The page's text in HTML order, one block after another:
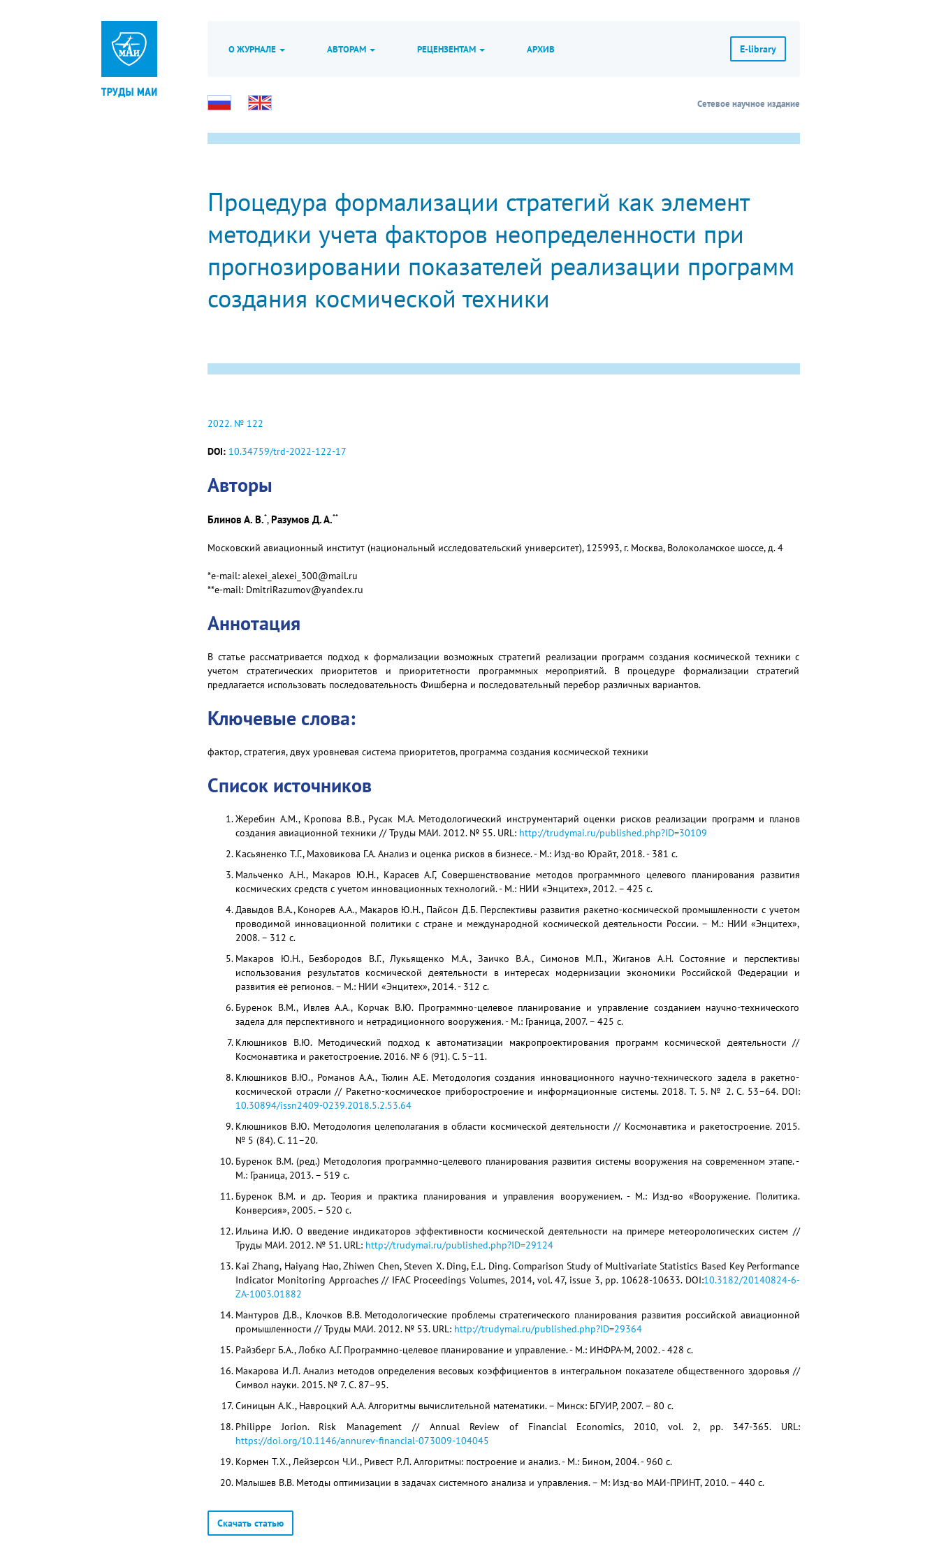
О ЖУРНАЛЕ АВТОРАМ РЕЦЕНЗЕНТАМ АРХИВ E-library
Сетевое научное издание
Процедура формализации стратегий как элемент
методики учета факторов неопределенности при
прогнозировании показателей реализации программ
создания космической техники
2022. № 122
DOI: 10.34759/trd-2022-122-17
Авторы
Блинов А. В.*,Разумов Д. А.**
Московский авиационный институт (национальный исследовательский университет), 125993, г. Москва, Волоколамское шоссе, д. 4
*e-mail: alexei_alexei_300@mail.ru
**e-mail: DmitriRazumov@yandex.ru
Аннотация
В статье рассматривается подход к формализации возможных стратегий реализации программ создания космической техники с
учетом стратегических приоритетов и приоритетности программных мероприятий. В процедуре формализации стратегий
предлагается использовать последовательность Фишберна и последовательный перебор различных вариантов.
Ключевые слова:
фактор, стратегия, двух уровневая система приоритетов, программа создания космической техники
Список источников
Жеребин А.М., Кропова В.В., Русак М.А. Методологический инструментарий оценки рисков реализации программ и планов
создания авиационной техники // Труды МАИ. 2012. № 55. URL: http://trudymai.ru/published.php?ID=30109
Касьяненко Т.Г., Маховикова Г.А. Анализ и оценка рисков в бизнесе. - М.: Изд-во Юрайт, 2018. - 381 с.
Мальченко А.Н., Макаров Ю.Н., Карасев А.Г, Совершенствование методов программного целевого планирования развития
космических средств с учетом инновационных технологий. - М.: НИИ «Энцитех», 2012. – 425 с.
Давыдов В.А., Конорев А.А., Макаров Ю.Н., Пайсон Д.Б. Перспективы развития ракетно-космической промышленности с учетом
проводимой инновационной политики с стране и международной космической деятельности России. – М.: НИИ «Энцитех»,
2008. – 312 с.
Макаров Ю.Н., Безбородов В.Г., Лукьященко М.А., Заичко В.А., Симонов М.П., Жиганов А.Н. Состояние и перспективы
использования результатов космической деятельности в интересах модернизации экономики Российской Федерации и
развития её регионов. – М.: НИИ «Энцитех», 2014. - 312 с.
Буренок В.М., Ивлев А.А., Корчак В.Ю. Программно-целевое планирование и управление созданием научно-технического
задела для перспективного и нетрадиционного вооружения. - М.: Граница, 2007. – 425 с.
Клюшников В.Ю. Методический подход к автоматизации макропроектирования программ космической деятельности //
Космонавтика и ракетостроение. 2016. № 6 (91). С. 5–11.
Клюшников В.Ю., Романов А.А., Тюлин А.Е. Методология создания инновационного научно-технического задела в ракетно-
космической отрасли // Ракетно-космическое приборостроение и информационные системы. 2018. Т. 5. № 2. С. 53–64. DOI:
10.30894/issn2409-0239.2018.5.2.53.64
Клюшников В.Ю. Методология целеполагания в области космической деятельности // Космонавтика и ракетостроение. 2015.
№ 5 (84). С. 11–20.
Буренок В.М. (ред.) Методология программно-целевого планирования развития системы вооружения на современном этапе. -
М.: Граница, 2013. – 519 c.
Буренок В.М. и др. Теория и практика планирования и управления вооружением. - М.: Изд-во «Вооружение. Политика.
Конверсия», 2005. – 520 с.
Ильина И.Ю. О введение индикаторов эффективности космической деятельности на примере метеорологических систем //
Труды МАИ. 2012. № 51. URL: http://trudymai.ru/published.php?ID=29124
Kai Zhang, Haiyang Hao, Zhiwen Chen, Steven X. Ding, E.L. Ding. Comparison Study of Multivariate Statistics Based Key Performance
Indicator Monitoring Approaches // IFAC Proceedings Volumes, 2014, vol. 47, issue 3, pp. 10628-10633. DOI:10.3182/20140824-6-
ZA-1003.01882
Мантуров Д.В., Клочков В.В. Методологические проблемы стратегического планирования развития российской авиационной
промышленности // Труды МАИ. 2012. № 53. URL: http://trudymai.ru/published.php?ID=29364
Райзберг Б.А., Лобко А.Г. Программно-целевое планирование и управление. - М.: ИНФРА-М, 2002. - 428 с.
Макарова И.Л. Анализ методов определения весовых коэффициентов в интегральном показателе общественного здоровья //
Символ науки. 2015. № 7. С. 87–95.
Синицын А.К., Навроцкий А.А. Алгоритмы вычислительной математики. – Минск: БГУИР, 2007. – 80 с.
Philippe Jorion. Risk Management // Annual Review of Financial Economics, 2010, vol. 2, pp. 347-365. URL:
https://doi.org/10.1146/annurev-financial-073009-104045
Кормен Т.Х., Лейзерсон Ч.И., Ривест Р.Л. Алгоритмы: построение и анализ. - М.: Бином, 2004. - 960 с.
Малышев В.В. Методы оптимизации в задачах системного анализа и управления. – М: Изд-во МАИ-ПРИНТ, 2010. – 440 с.
Скачать статью